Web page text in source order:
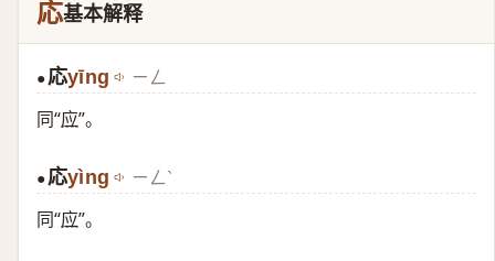
応基本解释
●応yīng ㄧㄥ
同“应”。
●応yìng ㄧㄥˋ
同“应”。